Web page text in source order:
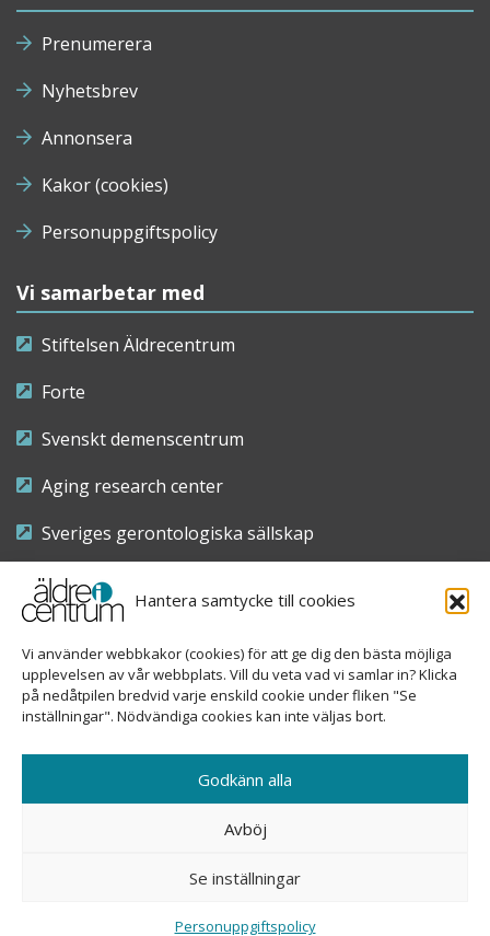
Hantera samtycke till cookies
Vi använder webbkakor (cookies) för att ge dig den bästa möjliga
upplevelsen av vår webbplats. Vill du veta vad vi samlar in? Klicka
på nedåtpilen bredvid varje enskild cookie under fliken "Se
inställningar". Nödvändiga cookies kan inte väljas bort.
Godkänn alla
Avböj
Se inställningar
Personuppgiftspolicy
Prenumerera
Nyhetsbrev
Annonsera
Kakor (cookies)
Personuppgiftspolicy
Vi samarbetar med
Stiftelsen Äldrecentrum
Forte
Svenskt demenscentrum
Aging research center
Sveriges gerontologiska sällskap
Riksföreningen för sjuksköterskor inom äldre- och
demensvård
Nationellt kompetenscentrum anhöriga
Sveavägen 155, 113 46 Stockholm
08-690 58 84
info@aldreicentrum.se
Ansvarig utgivare: Åsa Hedberg Rundgren